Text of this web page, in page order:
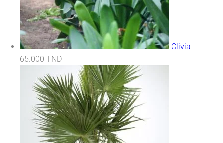
Clivia
65.000 TND